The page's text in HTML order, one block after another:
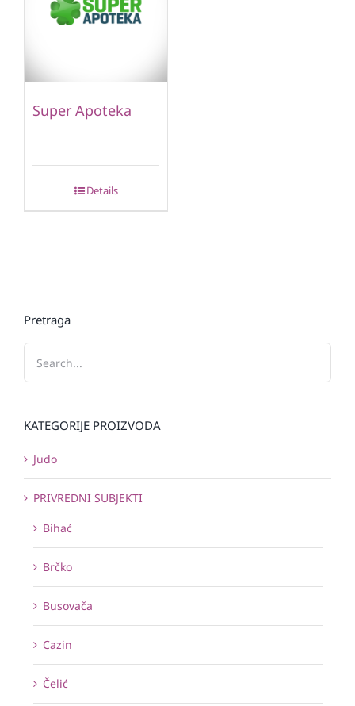
Super Apoteka
Details
Pretraga
KATEGORIJE PROIZVODA
Judo
PRIVREDNI SUBJEKTI
Bihać
Brčko
Busovača
Cazin
Čelić